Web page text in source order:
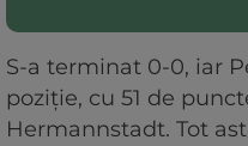
S-a terminat 0-0, iar
poziție, cu 51 de
Hermannstadt. Tot